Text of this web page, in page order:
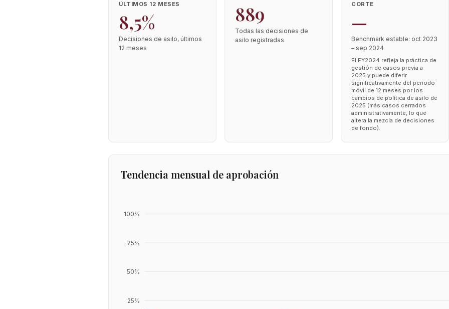
ÚLTIMOS 12 MESES
8,5%
Decisiones de asilo, últimos
12 meses
889
Todas las decisiones de
asilo registradas
CORTE
—
Benchmark estable: oct 2023
– sep 2024
El FY2024 refleja la práctica de
gestión de casos previa a
2025 y puede diferir
significativamente del periodo
móvil de 12 meses por los
cambios de política de asilo de
2025 (más casos cerrados
administrativamente, lo que
altera la mezcla de decisiones
de fondo).
Tendencia mensual de aprobación
25%
50%
75%
100%